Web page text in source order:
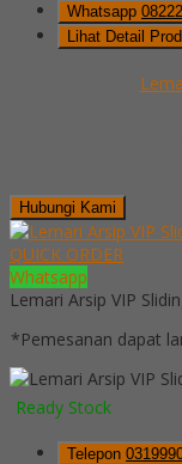
Whatsapp
Lihat Detail
Hubungi Kami
QUICK ORDER
Whatsapp
Lemari Arsip VIP
*Pemesanan dapat
Ready Stock
Telepon